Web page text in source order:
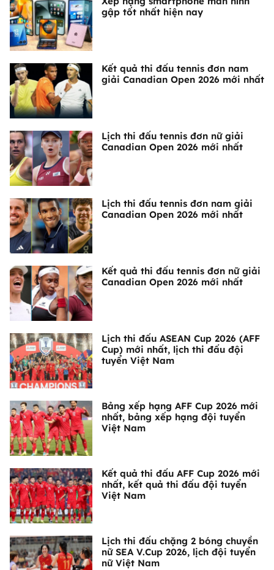
gập tốt nhất hiện nay
Kết quả thi đấu tennis đơn nam
giải Canadian Open 2026 mới nhất
Lịch thi đấu tennis đơn nữ giải
Canadian Open 2026 mới nhất
Lịch thi đấu tennis đơn nam giải
Canadian Open 2026 mới nhất
Kết quả thi đấu tennis đơn nữ giải
Canadian Open 2026 mới nhất
Lịch thi đấu ASEAN Cup 2026 (AFF
Cup) mới nhất, lịch thi đấu đội
tuyển Việt Nam
Bảng xếp hạng AFF Cup 2026 mới
nhất, bảng xếp hạng đội tuyển
Việt Nam
Kết quả thi đấu AFF Cup 2026 mới
nhất, kết quả thi đấu đội tuyển
Việt Nam
Lịch thi đấu chặng 2 bóng chuyền
nữ SEA V.Cup 2026, lịch đội tuyển
nữ Việt Nam